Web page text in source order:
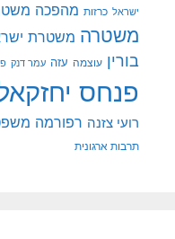
ישראל כרזות מהפכה
משטרה משטרת
בורין עוצמה עזה עמר דנק
פנחס
רועי צזנה רפורמה
תרבות ארגונית